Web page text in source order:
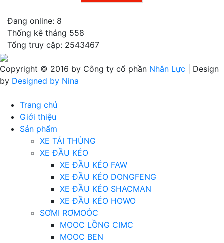
Đang online: 8
Thống kê tháng 558
Tổng truy cập: 2543467
Copyright © 2016 by Công ty cổ phần Nhân Lực | Design
by Designed by Nina
Trang chủ
Giới thiệu
Sản phẩm
XE TẢI THÙNG
XE ĐẦU KÉO
XE ĐẦU KÉO FAW
XE ĐẦU KÉO DONGFENG
XE ĐẦU KÉO SHACMAN
XE ĐẦU KÉO HOWO
SƠMI RƠMOÓC
MOOC LỒNG CIMC
MOOC BEN